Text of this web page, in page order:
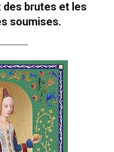
des brutes et les
soumises.